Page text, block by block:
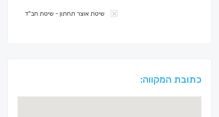
שיטת אוצר תחתון - שיטת חב"ד
כתובת המקווה: